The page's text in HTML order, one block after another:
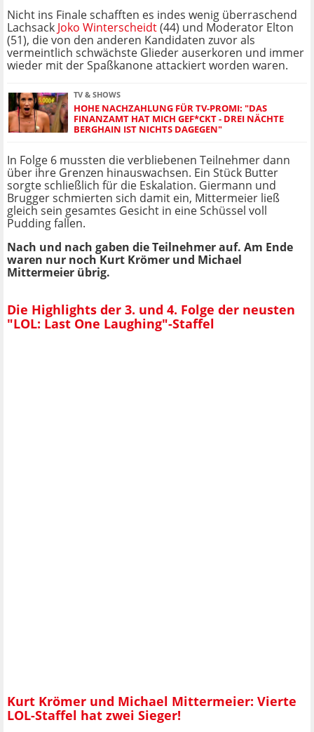
Nicht ins Finale schafften es indes wenig überraschend
Lachsack Joko Winterscheidt(44) und Moderator Elton
(51), die von den anderen Kandidaten zuvor als
vermeintlich schwächste Glieder auserkoren und immer
wieder mit der Spaßkanone attackiert worden waren.
TV & SHOWS
HOHE NACHZAHLUNG FÜR TV-PROMI: "DAS
FINANZAMT HAT MICH GEF*CKT - DREI NÄCHTE
BERGHAIN IST NICHTS DAGEGEN"
In Folge 6 mussten die verbliebenen Teilnehmer dann
über ihre Grenzen hinauswachsen. Ein Stück Butter
sorgte schließlich für die Eskalation. Giermann und
Brugger schmierten sich damit ein, Mittermeier ließ
gleich sein gesamtes Gesicht in eine Schüssel voll
Pudding fallen.
Nach und nach gaben die Teilnehmer auf. Am Ende
waren nur noch Kurt Krömer und Michael
Mittermeier übrig.
Die Highlights der 3. und 4. Folge der neusten
"LOL: Last One Laughing"-Staffel
Kurt Krömer und Michael Mittermeier: Vierte
LOL-Staffel hat zwei Sieger!